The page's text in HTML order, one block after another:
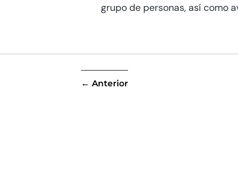
grupo de personas, así como
←Anterior